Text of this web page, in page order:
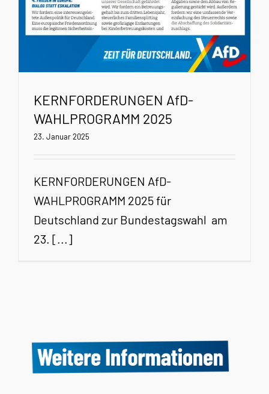
KERNFORDERUNGEN AfD-
WAHLPROGRAMM 2025
23. Januar 2025
KERNFORDERUNGEN AfD-
WAHLPROGRAMM 2025 für
Deutschland zur Bundestagswahl am
23. [...]